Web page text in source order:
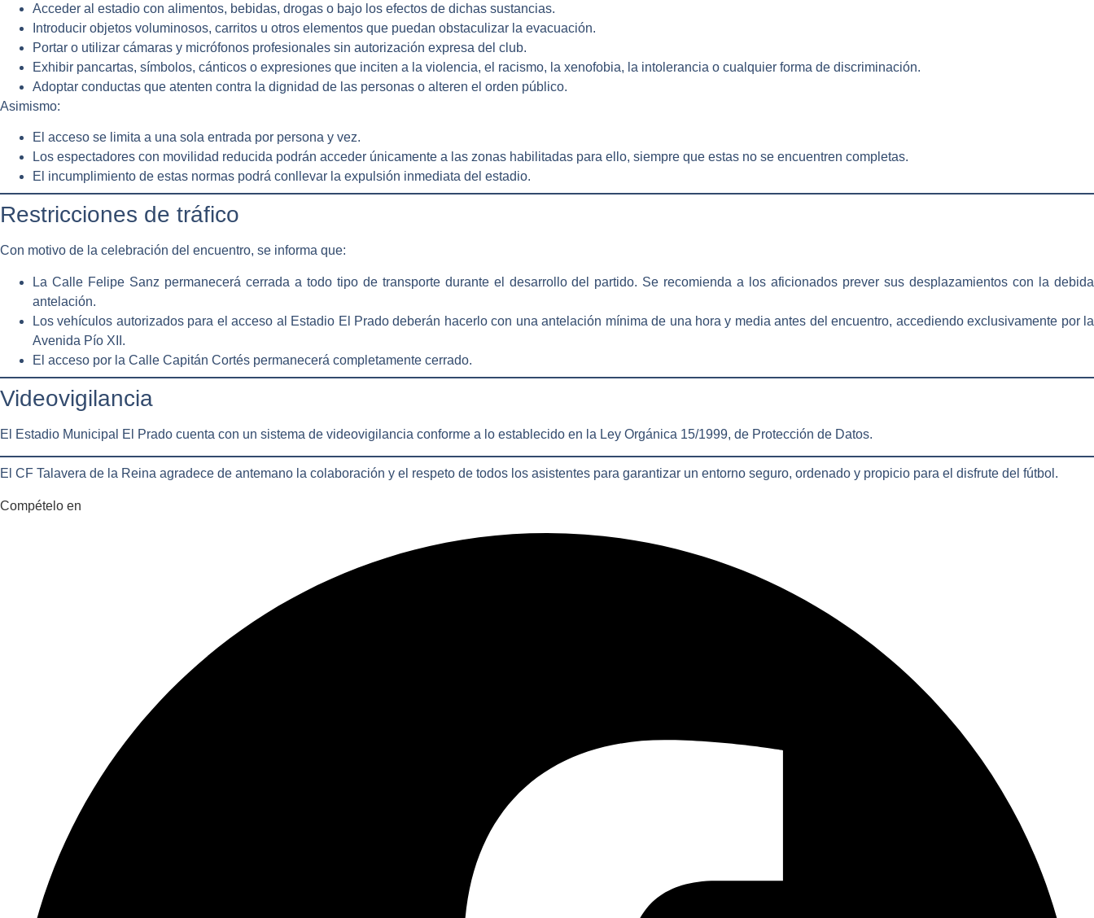
Acceder al estadio con alimentos, bebidas, drogas o bajo los efectos de dichas sustancias.
Introducir objetos voluminosos, carritos u otros elementos que puedan obstaculizar la evacuación.
Portar o utilizar cámaras y micrófonos profesionales sin autorización expresa del club.
Exhibir pancartas, símbolos, cánticos o expresiones que inciten a la violencia, el racismo, la xenofobia, la intolerancia o cualquier forma de discriminación.
Adoptar conductas que atenten contra la dignidad de las personas o alteren el orden público.
Asimismo:
El acceso se limita a una sola entrada por persona y vez.
Los espectadores con movilidad reducida podrán acceder únicamente a las zonas habilitadas para ello, siempre que estas no se encuentren completas.
El incumplimiento de estas normas podrá conllevar la expulsión inmediata del estadio.
Restricciones de tráfico
Con motivo de la celebración del encuentro, se informa que:
La Calle Felipe Sanz permanecerá cerrada a todo tipo de transportedurante el desarrollo del partido. Se recomienda a los aficionados prever sus desplazamientos con la debida
antelación.
Losvehículos autorizadospara el acceso al Estadio El Prado deberán hacerlo con una antelación mínima de una hora y media antes del encuentro, accediendo exclusivamente por la
Avenida Pío XII .
El acceso por la Calle Capitán Cortés permanecerá completamente cerrado.
Videovigilancia
El Estadio Municipal El Prado cuenta con un sistema de videovigilancia conforme a lo establecido en la Ley Orgánica 15/1999, de Protección de Datos.
El CF Talavera de la Reina agradece de antemano la colaboración y el respeto de todos los asistentes para garantizar un entorno seguro, ordenado y propicio para el disfrute del fútbol .
Compételo en